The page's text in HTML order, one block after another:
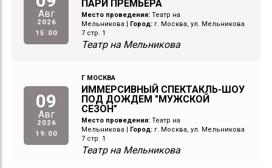
Авг
2026
15:00
ПАРИ ПРЕМЬЕРА
Место проведения: Театр на
Мельникова
Город: г. Москва, ул. Мельникова
7 стр. 1
Театр на Мельникова
09
Авг
2026
19:00
Г МОСКВА
ИММЕРСИВНЫЙ СПЕКТАКЛЬ-ШОУ
ПОД ДОЖДЕМ "МУЖСКОЙ
СЕЗОН"
Место проведения: Театр на
Мельникова
Город: г. Москва, ул. Мельникова
7 стр. 1
Театр на Мельникова